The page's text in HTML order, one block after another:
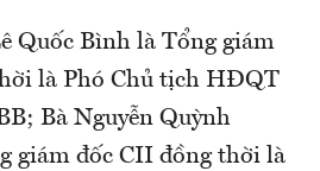
Quốc Bình là Tổng giám
là Phó Chủ tịch HĐQT
Bà Nguyễn Quỳnh
giám đốc CII đồng thời là